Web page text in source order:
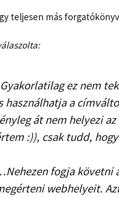
teljesen más
ez nem
használhatja a
át nem helyezi
:)), csak tudd,
fogja követni
webhelyeit.